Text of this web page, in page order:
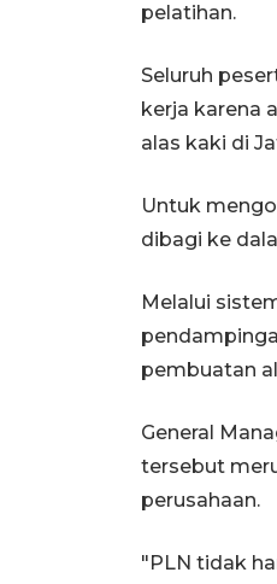
pelatihan.
Seluruh
kerja karena
alas kaki di
Untuk
dibagi ke
Melalui
pembuatan
General
tersebut
perusahaan.
"PLN tidak